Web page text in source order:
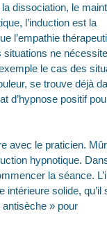
dissociation, le
l’induction est la
l’empathie
ne
le cas des
se trouve déjà
d’hypnose positif
avec le praticien.
hypnotique.
la séance.
solide, qu’il
antisèche » pour